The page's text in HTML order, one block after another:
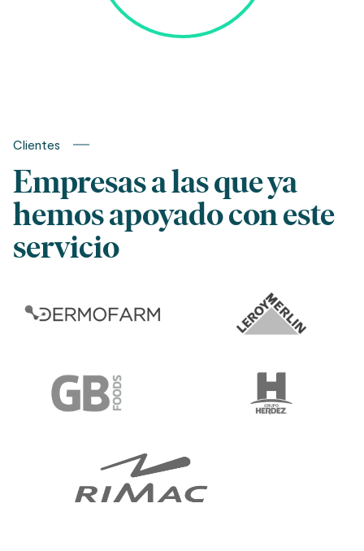
Clientes
Empresas a las que ya
hemos apoyado con este
servicio